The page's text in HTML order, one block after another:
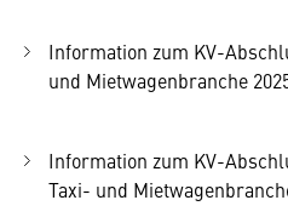
Information zum KV-
und Mietwagenbranche
Information zum KV-
Taxi- und